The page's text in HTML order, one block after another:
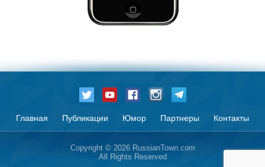
Главная Публикации Юмор Партнеры Контакты
Copyright © 2026 RussianTown.com
All Rights Reserved